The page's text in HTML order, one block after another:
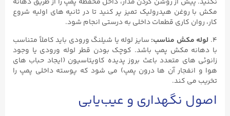
مکش با روغن هیدرولیک تمیز پر کنید تا در ثانیه‌ های اولیه شروع
کار، روان ‌کاری قطعات داخلی به درستی انجام شود.
۴. لوله مکش مناسب: سایز لوله یا شیلنگ ورودی باید کاملاً متناسب
با دهانه مکش پمپ باشد. کوچک بودن قطر لوله ورودی یا وجود
زانوئی‌ های متعدد باعث بروز پدیده کاویتاسیون (ایجاد حباب ‌های
هوا و انفجار آن‌ ها درون پمپ) می ‌شود که پوسته داخلی پمپ را
تخریب می‌ کند.
اصول نگهداری و عیب‌یابی